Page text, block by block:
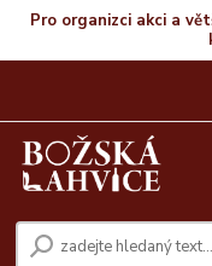
Pro organizci akci a